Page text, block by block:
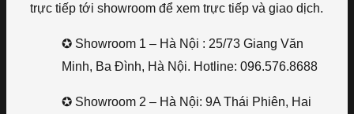
trực tiếp tới showroom để xem trực tiếp và giao dịch.
✪ Showroom 1 – Hà Nội : 25/73 Giang Văn
Minh, Ba Đình, Hà Nội. Hotline: 096.576.8688
✪ Showroom 2 – Hà Nội: 9A Thái Phiên, Hai